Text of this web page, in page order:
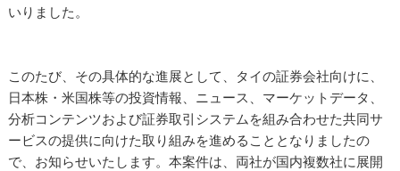
いりました。
このたび、その具体的な進展として、タイの証券会社向けに、
日本株・米国株等の投資情報、ニュース、マーケットデータ、
分析コンテンツおよび証券取引システムを組み合わせた共同サ
ービスの提供に向けた取り組みを進めることとなりましたの
で、お知らせいたします。本案件は、両社が国内複数社に展開